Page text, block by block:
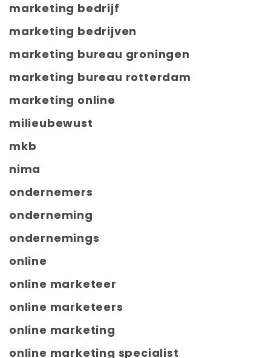
marketing bedrijf
marketing bedrijven
marketing bureau groningen
marketing bureau rotterdam
marketing online
milieubewust
mkb
nima
ondernemers
onderneming
ondernemings
online
online marketeer
online marketeers
online marketing
online marketing specialist